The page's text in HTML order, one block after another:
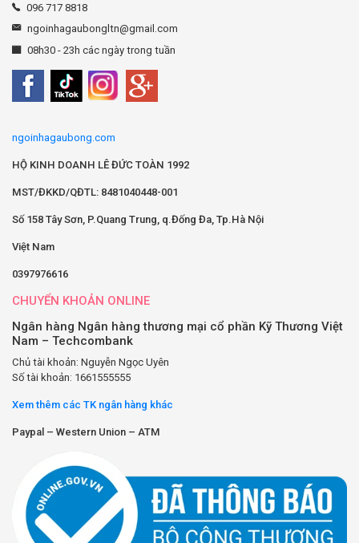
096 717 8818
ngoinhagaubongltn@gmail.com
08h30 - 23h các ngày trong tuần
ngoinhagaubong.com
HỘ KINH DOANH LÊ ĐỨC TOÀN 1992
MST/ĐKKD/QĐTL: 8481040448-001
Số 158 Tây Sơn, P.Quang Trung, q.Đống Đa, Tp.Hà Nội
Việt Nam
0397976616
CHUYỂN KHOẢN ONLINE
Ngân hàng Ngân hàng thương mại cổ phần Kỹ Thương Việt
Nam – Techcombank
Chủ tài khoản: Nguyễn Ngọc Uyên
Số tài khoản: 1661555555
Xem thêm các TK ngân hàng khác
Paypal – Western Union – ATM